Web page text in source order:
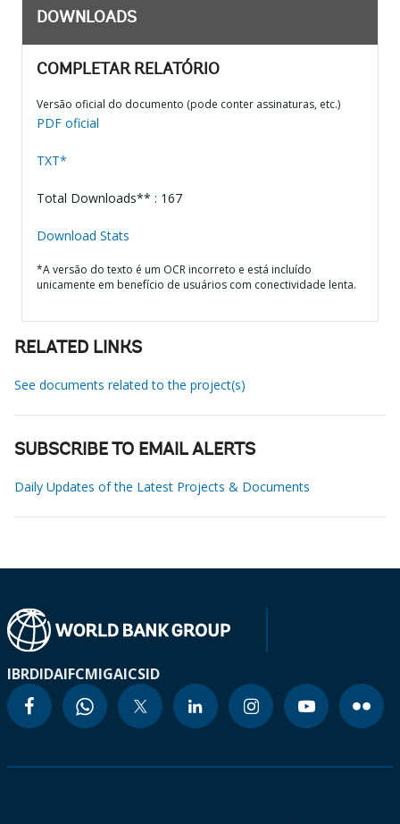
DOWNLOADS
COMPLETAR RELATÓRIO
Versão oficial do documento (pode conter assinaturas, etc.)
PDF oficial
TXT*
Total Downloads** : 167
Download Stats
*A versão do texto é um OCR incorreto e está incluído
unicamente em benefício de usuários com conectividade lenta.
RELATED LINKS
See documents related to the project(s)
SUBSCRIBE TO EMAIL ALERTS
Daily Updates of the Latest Projects & Documents
IBRDIDAIFCMIGAICSID